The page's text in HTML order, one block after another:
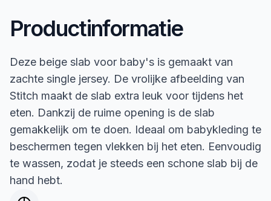
Productinformatie
Deze beige slab voor baby's is gemaakt van
zachte single jersey. De vrolijke afbeelding van
Stitch maakt de slab extra leuk voor tijdens het
eten. Dankzij de ruime opening is de slab
gemakkelijk om te doen. Ideaal om babykleding te
beschermen tegen vlekken bij het eten. Eenvoudig
te wassen, zodat je steeds een schone slab bij de
hand hebt.